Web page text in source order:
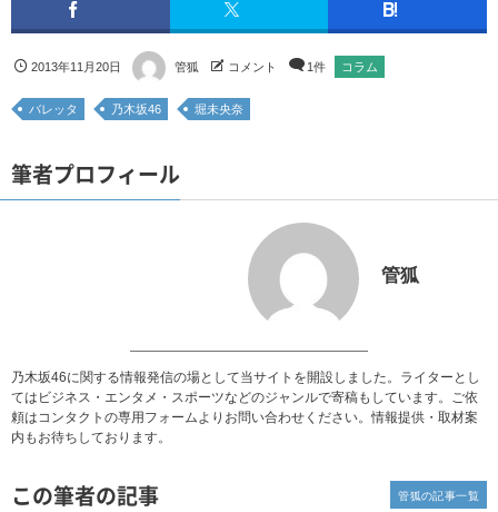
2013年11月20日 管狐 コメント 1件 コラム
バレッタ 乃木坂46 堀未央奈
筆者プロフィール
管狐
乃木坂46に関する情報発信の場として当サイトを開設しました。ライターとし
てはビジネス・エンタメ・スポーツなどのジャンルで寄稿もしています。ご依
頼はコンタクト の専用フォームよりお問い合わせください。情報提供・取材案
内 もお待ちしております。
この筆者の記事 管狐の記事一覧